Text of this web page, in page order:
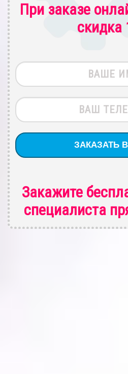
При заказе
скидка
Закажите
специалиста